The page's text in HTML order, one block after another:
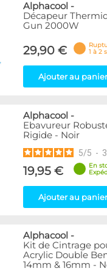
Alphacool -
Décapeur
Gun 2000W
29,90 €
1 à 2
Ajouter au panier
Alphacool -
Ebavureur
Rigide - Noir
5/5 - 3
19,95 €
En
Ajouter au panier
Alphacool -
Kit de Cintrage
Acrylic Double
14mm & 16mm -